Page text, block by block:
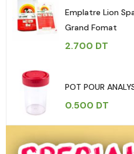
Emplatre Lion
Grand Fomat
2.700 DT
POT POUR
0.500 DT